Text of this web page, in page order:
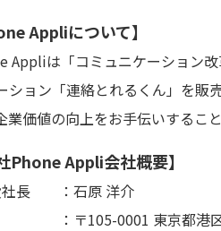
Appliについて】
Appliは「コミュニケーション
ション「連絡とれるくん」を販
価値の向上をお手伝いするこ
Phone Appli会社概要】
社長 ：石原 洋介
105-0001 東京都港区 虎